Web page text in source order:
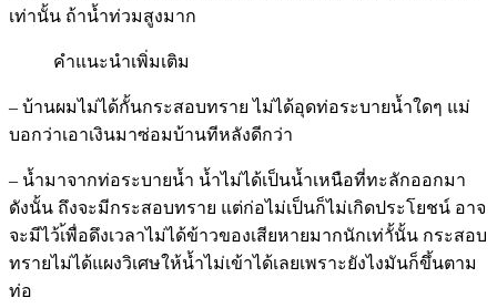
เท่านั้น ถ้าน้ำท่วมสูงมาก
คำแนะนำเพิ่มเติม
– บ้านผมไม่ได้กั้นกระสอบทราย ไม่ได้อุดท่อระบายน้ำใดๆ แม่
บอกว่าเอาเงินมาซ่อมบ้านทีหลังดีกว่า
– น้ำมาจากท่อระบายน้ำ น้ำไม่ได้เป็นน้ำเหนือที่ทะลักออกมา
ดังนั้น ถึงจะมีกระสอบทราย แต่ก่อไม่เป็นก็ไม่เกิดประโยชน์ อาจ
จะมีไว้เ้พื่อดึงเวลาไม่ได้ข้าวของเสียหายมากนักเท่าั้นั้น กระสอบ
ทรายไม่ได้แผงวิเศษให้น้ำไม่เข้าได้เลยเพราะยังไงมันก็ขึ้นตาม
ท่อ